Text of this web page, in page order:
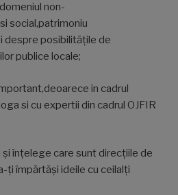
non-
social,patrimoniu
despre posibilităţile de
publice locale;
in cadrul
si cu expertii din cadrul OJFIR
şi înţelege care sunt direcțiile de
ţi împărtăşi ideile cu ceilalți